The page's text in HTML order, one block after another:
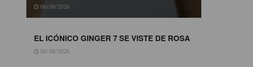
06/08/2026
EL ICÓNICO GINGER 7 SE VISTE DE ROSA
06/08/2026